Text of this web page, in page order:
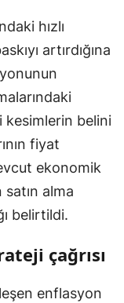
hızlı
artırdığına
kesimlerin belini
fiyat
ekonomik
satın alma
belirtildi.
çağrısı
enflasyon